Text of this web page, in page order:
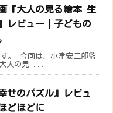
『大人の見る繪本 生
レビュー│子どもの
。 今回は、小津安二郎監
人の見 ...
せのパズル』レビュ
どほどに